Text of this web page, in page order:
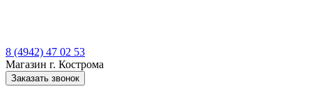
8 (4942) 47 02 53
Магазин г. Кострома
Заказать звонок